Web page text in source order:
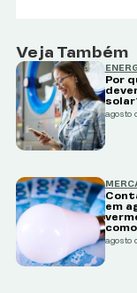
Veja Também
Por
agosto
em
agosto